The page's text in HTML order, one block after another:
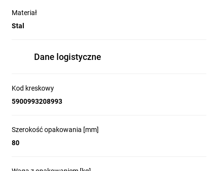
Materiał
Stal
Dane logistyczne
Kod kreskowy
5900993208993
Szerokość opakowania [mm]
80